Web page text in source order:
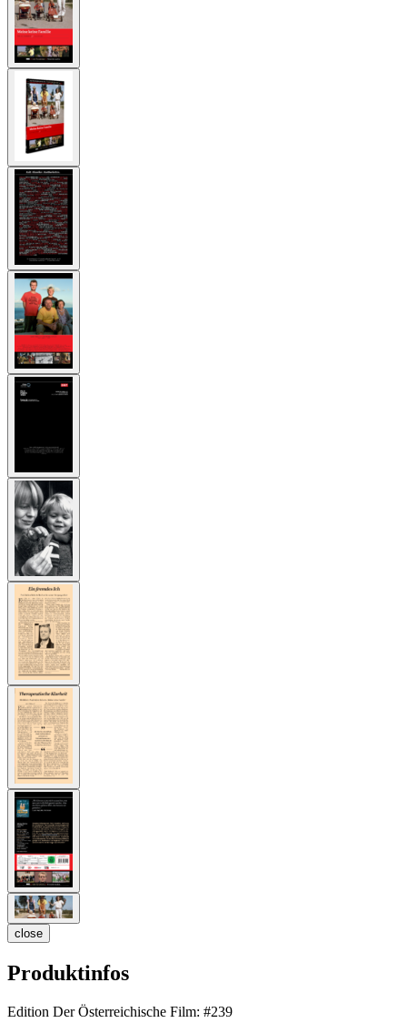
close
Produktinfos
Edition Der Österreichische Film: #239